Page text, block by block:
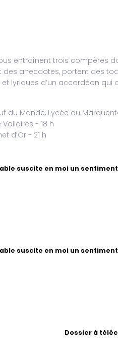
entraînent trois compères
anecdotes, portent des
d’un accordéon qui
du Monde, Lycée du
- 18 h
d’Or - 21 h
suscite en moi un sentiment
suscite en moi un sentiment
Dossier à